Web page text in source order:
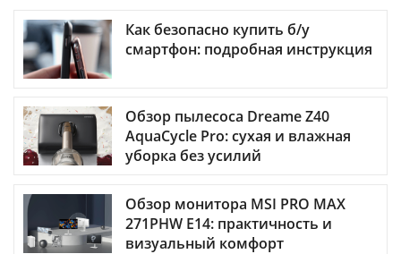
Как безопасно купить б/у
смартфон: подробная инструкция
Обзор пылесоса Dreame Z40
AquaCycle Pro: сухая и влажная
уборка без усилий
Обзор монитора MSI PRO MAX
271PHW E14: практичность и
визуальный комфорт